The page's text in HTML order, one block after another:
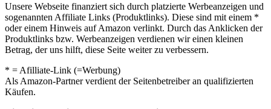
Unsere Webseite finanziert sich durch platzierte Werbeanzeigen und
sogenannten Affiliate Links (Produktlinks). Diese sind mit einem *
oder einem Hinweis auf Amazon verlinkt. Durch das Anklicken der
Produktlinks bzw. Werbeanzeigen verdienen wir einen kleinen
Betrag, der uns hilft, diese Seite weiter zu verbessern.
* = Afilliate-Link (=Werbung)
Als Amazon-Partner verdient der Seitenbetreiber an qualifizierten
Käufen.